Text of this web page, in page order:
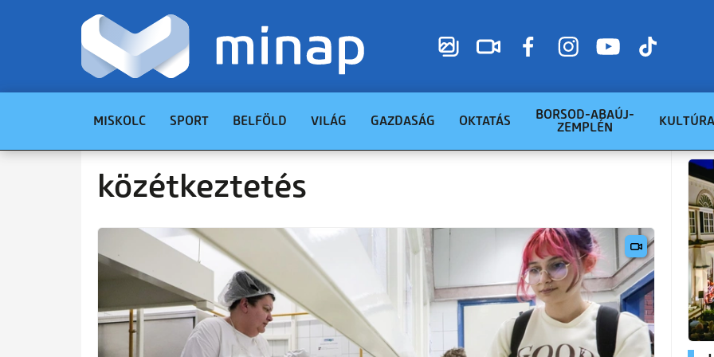
MISKOLC SPORT BELFÖLD VILÁG GAZDASÁG OKTATÁS
BORSOD-ABAÚJ-
ZEMPLÉN
KULTÚRA
közétkeztetés